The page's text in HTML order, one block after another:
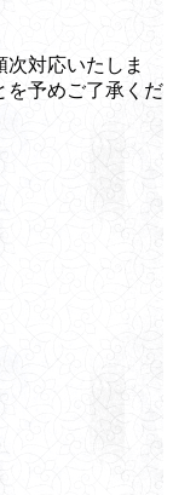
対応いたしま
を予めご了承くだ